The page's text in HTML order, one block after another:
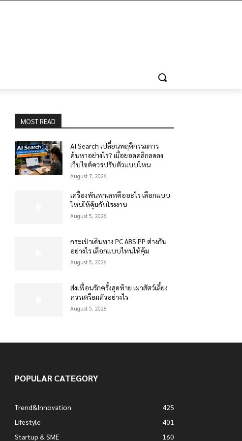
MOST READ
AI Search เปลี่ยนพฤติกรรมการ
ค้นหาอย่างไร? เมื่อยอดคลิกลดลง
เว็บไซต์ควรปรับตัวแบบไหน
August 7, 2026
เครื่องพันพาเลทคืออะไร เลือกแบบ
ไหนให้คุ้มกับโรงงาน
August 5, 2026
กระเป๋าเดินทาง PC ABS PP ต่างกัน
อย่างไร เลือกแบบไหนให้คุ้ม
August 5, 2026
ส่งเพื่อนรักครั้งสุดท้าย เผาสัตว์เลี้ยง
ควรเตรียมตัวอย่างไร
August 5, 2026
POPULAR CATEGORY
Trend&Innovation
425
Lifestyle
401
Startup & SME
160